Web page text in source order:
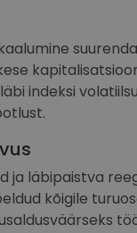
indeksi
ja läbipaistva
kõigile